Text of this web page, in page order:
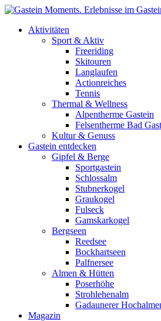
Skip to main content
Aktivitäten
Sport & Aktiv
Freeriding
Skitouren
Langlaufen
Actionreiches
Tennis
Thermal & Wellness
Alpentherme Gastein
Felsentherme Bad
Kultur & Genuss
Gastein entdecken
Gipfel & Berge
Sportgastein
Schlossalm
Stubnerkogel
Graukogel
Fulseck
Gamskarkogel
Bergseen
Reedsee
Bockhartseen
Palfnersee
Almen & Hütten
Poserhöhe
Strohlehenalm
Gadaunerer
Magazin